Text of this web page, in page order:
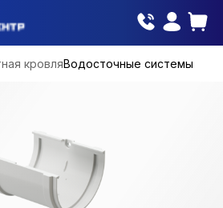
кровляВодосточные системы